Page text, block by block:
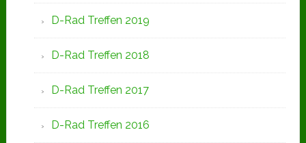
D-Rad Treffen 2019
D-Rad Treffen 2018
D-Rad Treffen 2017
D-Rad Treffen 2016